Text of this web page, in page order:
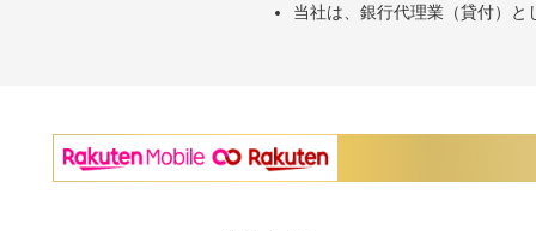
当社は、銀行代理業（貸付）